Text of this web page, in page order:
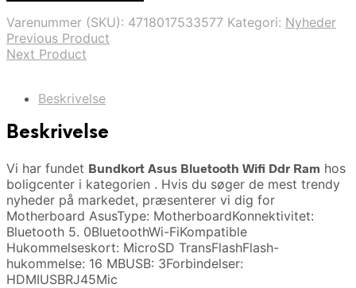
Varenummer (SKU): 4718017533577 Kategori: Nyheder
Previous Product
Next Product
Beskrivelse
Beskrivelse
Vi har fundet Bundkort Asus Bluetooth Wifi Ddr Ram hos
boligcenter i kategorien . Hvis du søger de mest trendy
nyheder på markedet, præsenterer vi dig for
Motherboard AsusType: MotherboardKonnektivitet:
Bluetooth 5. 0BluetoothWi-FiKompatible
Hukommelseskort: MicroSD TransFlashFlash-
hukommelse: 16 MBUSB: 3Forbindelser:
HDMIUSBRJ45Mic